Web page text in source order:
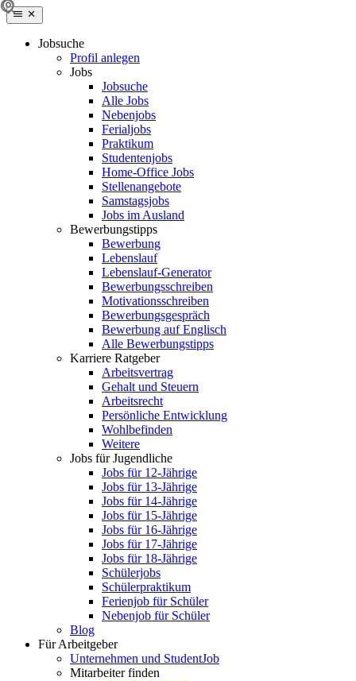
Jobsuche
Profil anlegen
Jobs
Jobsuche
Alle Jobs
Nebenjobs
Ferialjobs
Praktikum
Studentenjobs
Home-Office Jobs
Stellenangebote
Samstagsjobs
Jobs im Ausland
Bewerbungstipps
Bewerbung
Lebenslauf
Lebenslauf-Generator
Bewerbungsschreiben
Motivationsschreiben
Bewerbungsgespräch
Bewerbung auf Englisch
Alle Bewerbungstipps
Karriere Ratgeber
Arbeitsvertrag
Gehalt und Steuern
Arbeitsrecht
Persönliche Entwicklung
Wohlbefinden
Weitere
Jobs für Jugendliche
Jobs für 12-Jährige
Jobs für 13-Jährige
Jobs für 14-Jährige
Jobs für 15-Jährige
Jobs für 16-Jährige
Jobs für 17-Jährige
Jobs für 18-Jährige
Schülerjobs
Schülerpraktikum
Ferienjob für Schüler
Nebenjob für Schüler
Blog
Für Arbeitgeber
Unternehmen und StudentJob
Mitarbeiter finden